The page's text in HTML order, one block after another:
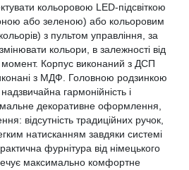
кольоровою LED-підсвіткою
або зеленою) або кольоровим
з пультом управління, за
кольори, в залежності від
Корпус виконаний з ДСП
з МДФ. Головною родзинкою
гармонійність і
декоративне оформлення,
відсутність традиційних ручок,
натисканням завдяки системі
фурнітура від німецького
максимально комфортне